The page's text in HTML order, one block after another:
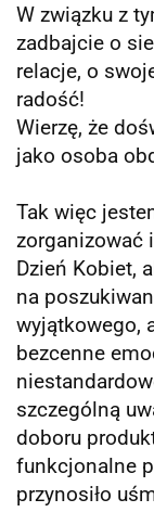
W związku z
zadbajcie o
relacje, o
radość!
Wierzę, że
jako osoba
Tak więc
zorganizować
Dzień Kobiet,
na
wyjątkowego,
bezcenne
szczególną
doboru
funkcjonalne
przynosiło